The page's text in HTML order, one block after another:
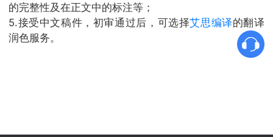
的完整性及在正文中的标注等；
5.接受中文稿件，初审通过后，可选择艾思编译的翻译
润色服务。